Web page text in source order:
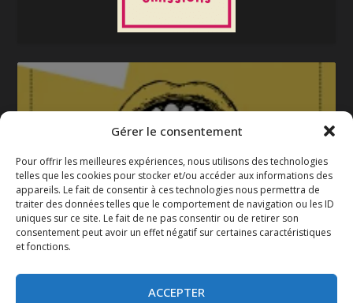
Gérer le consentement
Pour offrir les meilleures expériences, nous utilisons des technologies
telles que les cookies pour stocker et/ou accéder aux informations des
appareils. Le fait de consentir à ces technologies nous permettra de
traiter des données telles que le comportement de navigation ou les ID
uniques sur ce site. Le fait de ne pas consentir ou de retirer son
consentement peut avoir un effet négatif sur certaines caractéristiques
et fonctions.
ACCEPTER
La gazette 2025-2026